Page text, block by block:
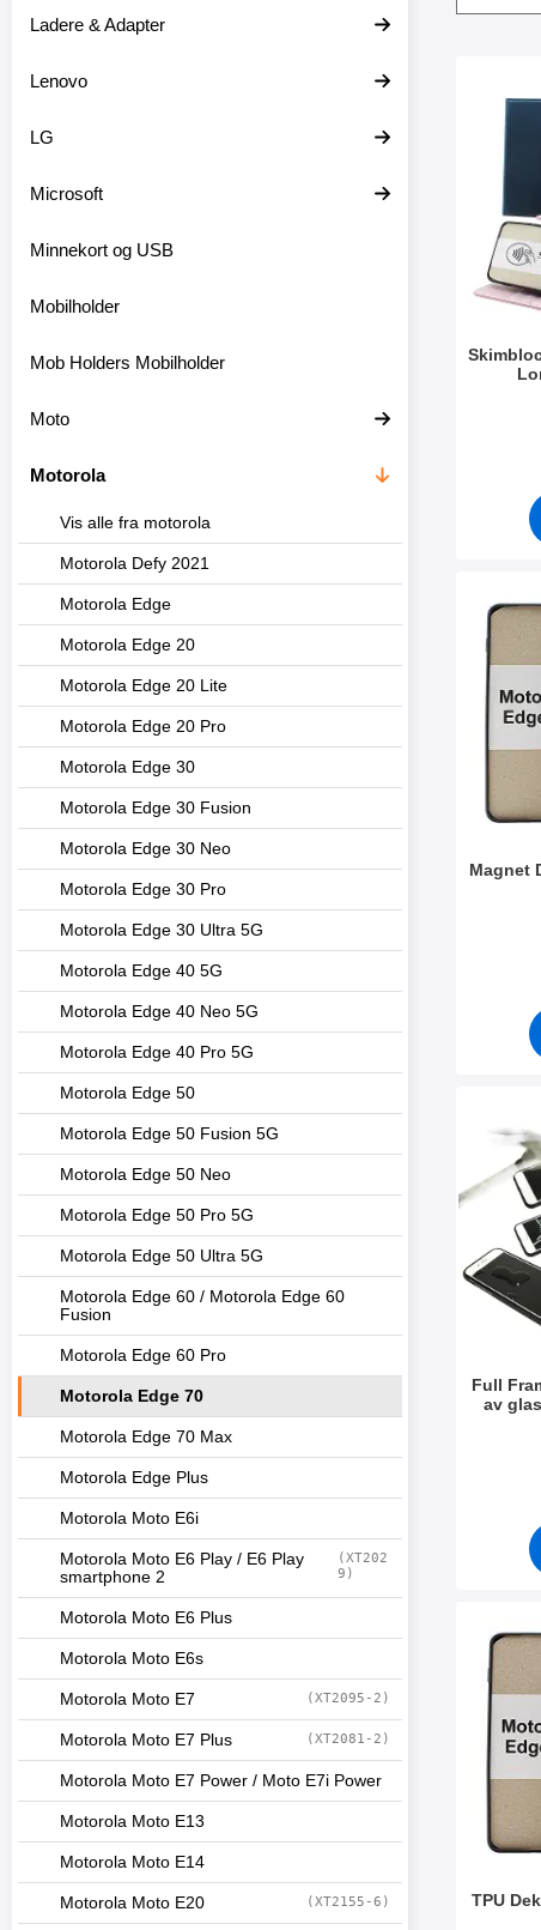
Ladere & Adapter
Lenovo
LG
Microsoft
Minnekort og USB
Mobilholder
Mob Holders Mobilholder
Moto
Motorola
Vis alle fra motorola
Motorola Defy 2021
Motorola Edge
Motorola Edge 20
Motorola Edge 20 Lite
Motorola Edge 20 Pro
Motorola Edge 30
Motorola Edge 30 Fusion
Motorola Edge 30 Neo
Motorola Edge 30 Pro
Motorola Edge 30 Ultra 5G
Motorola Edge 40 5G
Motorola Edge 40 Neo 5G
Motorola Edge 40 Pro 5G
Motorola Edge 50
Motorola Edge 50 Fusion 5G
Motorola Edge 50 Neo
Motorola Edge 50 Pro 5G
Motorola Edge 50 Ultra 5G
Motorola Edge 60 / Motorola Edge 60
Fusion
Motorola Edge 60 Pro
Motorola Edge 70
Motorola Edge 70 Max
Motorola Edge Plus
Motorola Moto E6i
Motorola Moto E6 Play / E6 Play
smartphone 2
(XT202
9)
Motorola Moto E6 Plus
Motorola Moto E6s
Motorola Moto E7 (XT2095-2)
Motorola Moto E7 Plus (XT2081-2)
Motorola Moto E7 Power / Moto E7i Power
Motorola Moto E13
Motorola Moto E14
Motorola Moto E20 (XT2155-6)
p
Merk
Magnet
Merk
Full
av
Merk full Frame
TPU
Merk